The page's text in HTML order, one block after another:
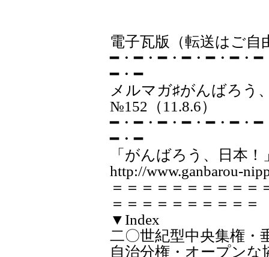
電子瓦版（転送はご自
━・━・━・━・━・━・
━・━
メルマガ♯が
№152（11.8.6）
━・━・━・━・━・━・
━・━
「がんばろう、日本
http://www.ganbarou-
＝＝＝＝＝＝＝＝＝＝
＝＝＝＝＝＝＝＝＝＝
▼Index
二〇世紀型中央集権・
自治分権・オープン